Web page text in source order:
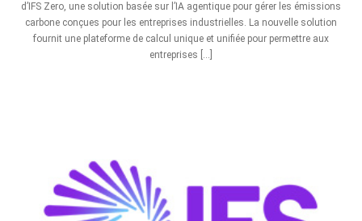
d’IFS Zero, une solution basée sur l’IA agentique pour gérer les émissions
carbone conçues pour les entreprises industrielles. La nouvelle solution
fournit une plateforme de calcul unique et unifiée pour permettre aux
entreprises […]